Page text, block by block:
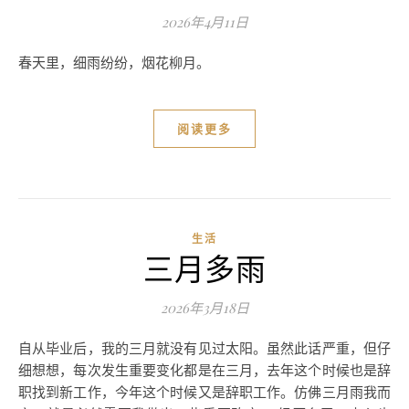
2026年4月11日
春天里，细雨纷纷，烟花柳月。
阅读更多
生活
三月多雨
2026年3月18日
自从毕业后，我的三月就没有见过太阳。虽然此话严重，但仔
细想想，每次发生重要变化都是在三月，去年这个时候也是辞
职找到新工作，今年这个时候又是辞职工作。仿佛三月雨我而